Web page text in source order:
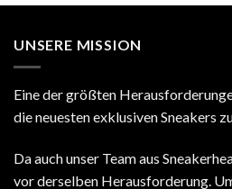
UNSERE MISSION
Eine der größten
die neuesten exklusiven Sneakers
Da auch unser Team aus
vor derselben Herausforderung.